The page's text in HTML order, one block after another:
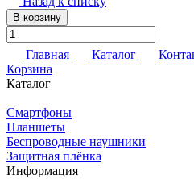
В корзину
Главная Каталог
Корзина
Каталог
Смартфоны
Планшеты
Беспроводные наушники
Защитная плёнка
Информация